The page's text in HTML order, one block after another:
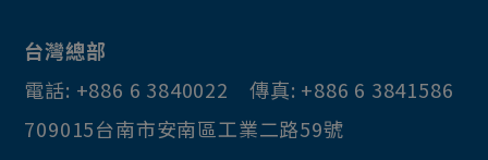
台灣總部
電話: +886 6 3840022 傳真: +886 6 3841586
709015台南市安南區工業二路59號